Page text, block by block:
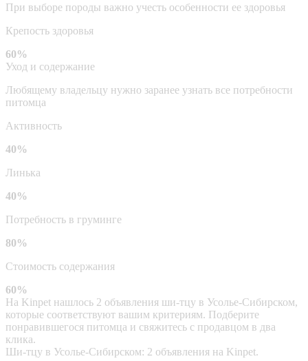
При выборе породы важно учесть особенности ее здоровья
Крепость здоровья
60%
Уход и содержание
Любящему владельцу нужно заранее узнать все потребности
питомца
Активность
40%
Линька
40%
Потребность в груминге
80%
Стоимость содержания
60%
На Kinpet нашлось 2 объявления ши-тцу в Усолье-Сибирском,
которые соответствуют вашим критериям. Подберите
понравившегося питомца и свяжитесь с продавцом в два
клика.
Ши-тцу в Усолье-Сибирском: 2 объявления на Kinpet.